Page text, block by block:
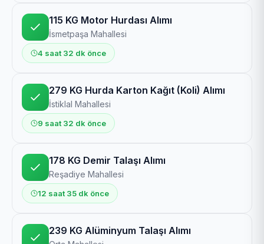
115 KG Motor Hurdası Alımı
İsmetpaşa Mahallesi
4 saat 32 dk önce
279 KG Hurda Karton Kağıt (Koli) Alımı
İstiklal Mahallesi
9 saat 32 dk önce
178 KG Demir Talaşı Alımı
Reşadiye Mahallesi
12 saat 35 dk önce
239 KG Alüminyum Talaşı Alımı